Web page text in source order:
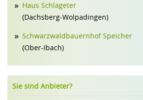
Haus Schlageter
(Dachsberg-Wolpadingen)
Schwarzwaldbauernhof Speicher
(Ober-Ibach)
Sie sind Anbieter?